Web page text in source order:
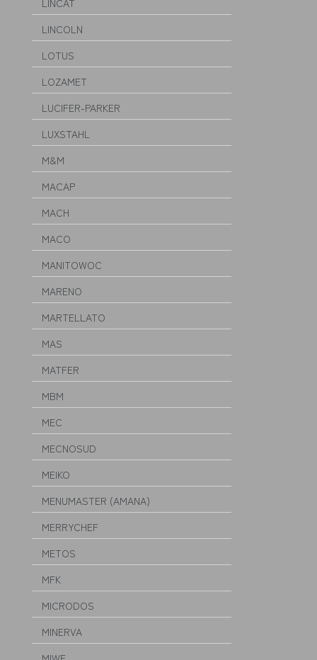
LINCAT
LINCOLN
LOTUS
LOZAMET
LUCIFER-PARKER
LUXSTAHL
M&M
MACAP
MACH
MACO
MANITOWOC
MARENO
MARTELLATO
MAS
MATFER
MBM
MEC
MECNOSUD
MEIKO
MENUMASTER (AMANA)
MERRYCHEF
METOS
MFK
MICRODOS
MINERVA